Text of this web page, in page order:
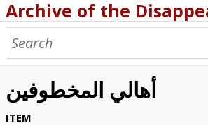
Archive of the
Browse Items
Browse Collections
About
أهالي المخطوفين
ITEM